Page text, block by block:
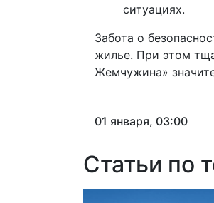
ситуациях.
Забота о
жилье. При этом
Жемчужина»
01 января, 03:00
Статьи по